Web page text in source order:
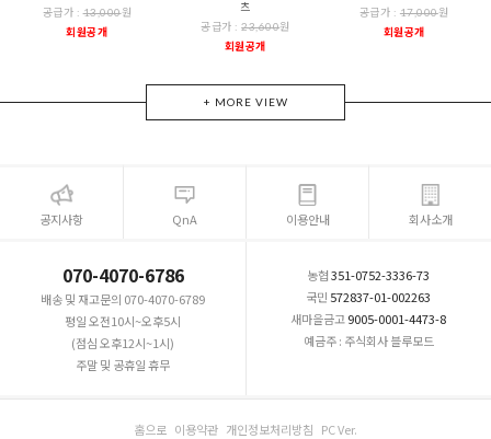
공급가 :13,000원
회원공개
츠
공급가 :23,600원
회원공개
공급가 : 17,000원
회원공개
+ MORE VIEW
공지사항 QnA 이용안내 회사소개
070-4070-6786
배송 및 재고문의 070-4070-6789
평일 오전10시~오후5시
(점심 오후12시~1시)
주말 및 공휴일 휴무
농협351-0752-3336-73
국민 572837-01-002263
새마을금고9005-0001-4473-8
예금주 : 주식회사 블루모드
홈으로 이용약관 개인정보처리방침 PC Ver.